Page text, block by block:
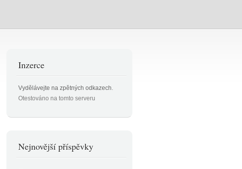
Inzerce
Vydělávejte na zpětných odkazech.
Otestováno na tomto serveru
Nejnovější příspěvky